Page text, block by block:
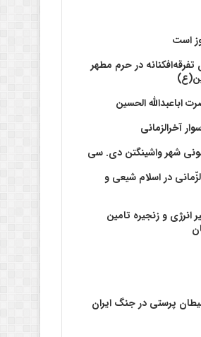
است
در حرم مطهر
اباعبدالله الحسین
آخرالزمانی
شهر واشينگتن دی. سی
در اسلام شیعی و
انرژی و زنجیره تامین
پرستی در جنگ ایران